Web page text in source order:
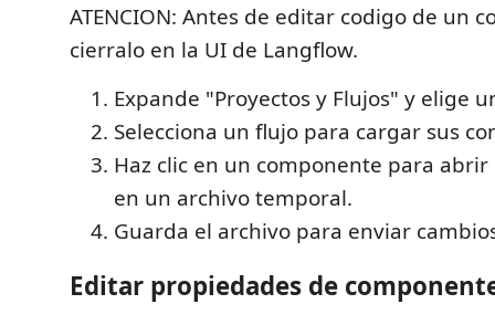
ATENCION: Antes de editar codigo de un
cierralo en la UI de Langflow.
Expande "Proyectos y Flujos" y elige
Selecciona un flujo para cargar sus
Haz clic en un componente para
en un archivo temporal.
Guarda el archivo para enviar
Editar propiedades de